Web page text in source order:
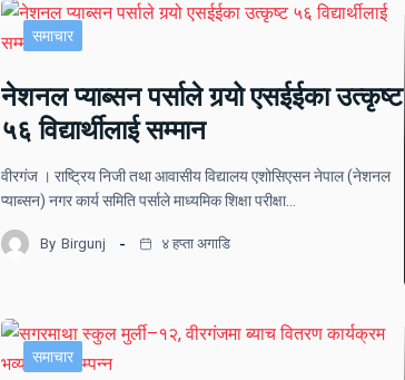
समाचार
नेशनल प्याब्सन पर्साले गर्‍यो एसईईका उत्कृष्ट
५६ विद्यार्थीलाई सम्मान
वीरगंज । राष्ट्रिय निजी तथा आवासीय विद्यालय एशोसिएसन नेपाल (नेशनल
प्याब्सन) नगर कार्य समिति पर्साले माध्यमिक शिक्षा परीक्षा…
By Birgunj ४ हप्ता अगाडि
समाचार